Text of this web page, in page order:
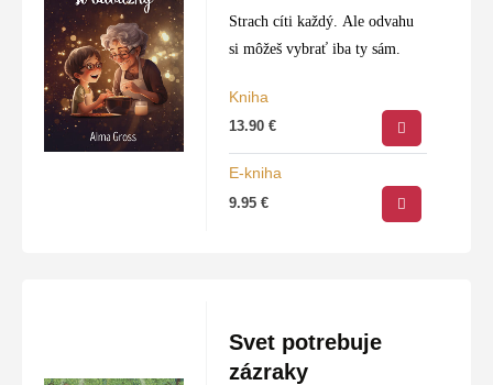
Strach cíti každý. Ale odvahu
si môžeš vybrať iba ty sám.
Kniha
13.90€
E-kniha
9.95€
Svet potrebuje
zázraky